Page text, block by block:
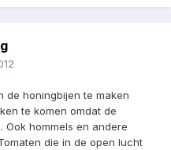
de honingbijen te maken
te komen omdat de
Ook hommels en andere
die in de open lucht